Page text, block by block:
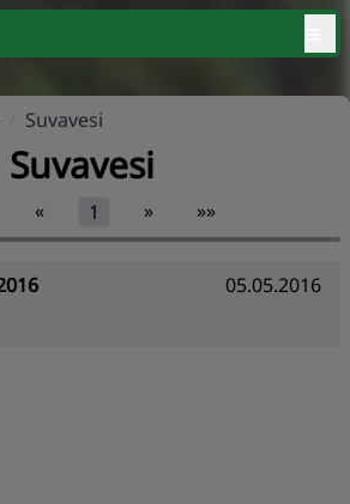
Suvavesi
Suvavesi
« 1 » »»
05.05.2016